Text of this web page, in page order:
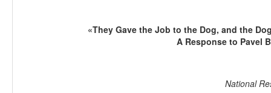
«They Gave the Job to the Dog, and the
A Response to Pavel
National